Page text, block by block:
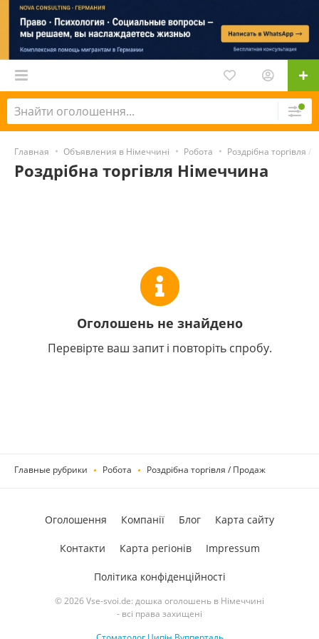
Главная Объявления в Німеччині Робота Роздрібна торгівля /
Роздрібна торгівля Німеччина
Оголошень не знайдено
Перевірте ваш запит і повторіть спробу.
Главные рубрики Робота Роздрібна торгівля / Продаж
© 2026 Vse-svoi.de: дошка оголошень в Німеччині
- всі права захищені
Оголошення Компанії Блог Карта сайту
Контакти Карта регіонів Impressum
Політика конфіденційності